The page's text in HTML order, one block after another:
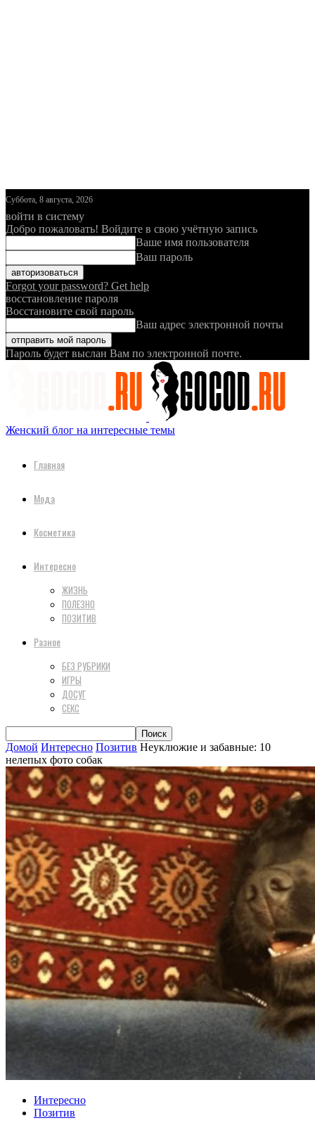
Суббота, 8 августа, 2026
войти в систему
Добро пожаловать! Войдите в свою учётную запись
Ваше имя пользователя
Ваш пароль
Forgot your password? Get help
восстановление пароля
Восстановите свой пароль
Ваш адрес электронной почты
Пароль будет выслан Вам по электронной почте.
Женский блог на интересные темы
Главная
Мода
Косметика
Интересно
ЖИЗНЬ
ПОЛЕЗНО
ПОЗИТИВ
Разное
БЕЗ РУБРИКИ
ИГРЫ
ДОСУГ
СЕКС
Домой Интересно Позитив Неуклюжие и забавные: 10
нелепых фото собак
Интересно
Позитив